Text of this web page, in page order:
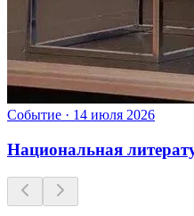
Событие · 14 июля 2026
Национальная